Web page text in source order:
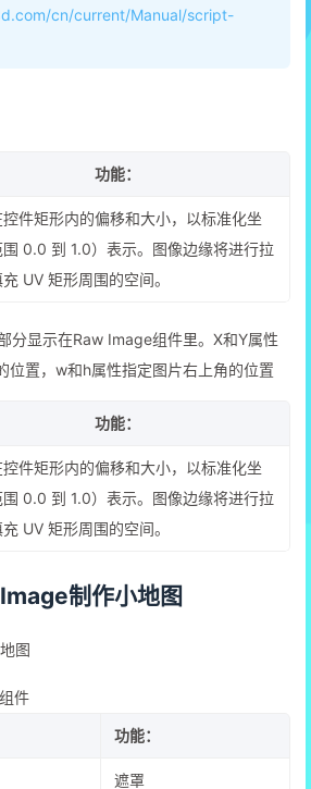
cn/current/Manual/script-
功能：
控件矩形内的偏移和大小，以标准化坐
0.0 到 1.0）表示。图像边缘将进行拉
UV 矩形周围的空间。
分显示在Raw Image组件里。X和Y属性
位置，w和h属性指定图片右上角的位置
功能：
控件矩形内的偏移和大小，以标准化坐
0.0 到 1.0）表示。图像边缘将进行拉
UV 矩形周围的空间。
制作小地图
图
件
功能：
遮罩